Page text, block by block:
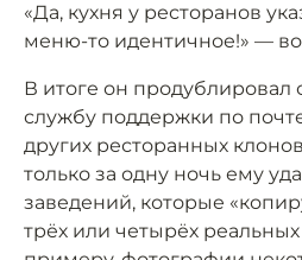
«Да, кухня у ресторанов
меню-то идентичное!» —
В итоге он продублировал
службу поддержки по
других ресторанных
только за одну ночь ему
заведений, которые
трёх или четырёх